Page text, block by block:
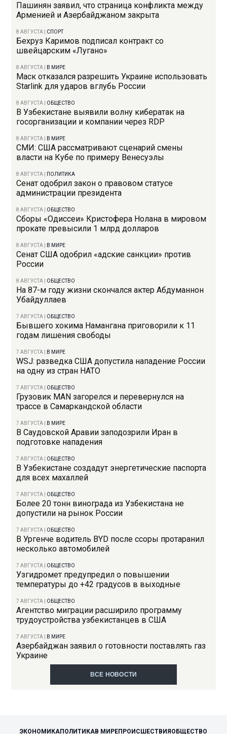
Пашинян заявил, что страница конфликта между
Арменией и Азербайджаном закрыта
8 АВГУСТА СПОРТ
Бехруз Каримов подписал контракт со
швейцарским «Лугано»
8 АВГУСТА В МИРЕ
Маск отказался разрешить Украине использовать
Starlink для ударов вглубь России
8 АВГУСТА ОБЩЕСТВО
В Узбекистане выявили волну кибератак на
госорганизации и компании через RDP
8 АВГУСТА В МИРЕ
СМИ: США рассматривают сценарий смены
власти на Кубе по примеру Венесуэлы
8 АВГУСТА ПОЛИТИКА
Сенат одобрил закон о правовом статусе
администрации президента
8 АВГУСТА ОБЩЕСТВО
Сборы «Одиссеи» Кристофера Нолана в мировом
прокате превысили 1 млрд долларов
8 АВГУСТА В МИРЕ
Сенат США одобрил «адские санкции» против
России
8 АВГУСТА ОБЩЕСТВО
На 87-м году жизни скончался актер Абдуманнон
Убайдуллаев
7 АВГУСТА ОБЩЕСТВО
Бывшего хокима Намангана приговорили к 11
годам лишения свободы
7 АВГУСТА В МИРЕ
WSJ: разведка США допустила нападение России
на одну из стран НАТО
7 АВГУСТА ОБЩЕСТВО
Грузовик MAN загорелся и перевернулся на
трассе в Самаркандской области
7 АВГУСТА В МИРЕ
В Саудовской Аравии заподозрили Иран в
подготовке нападения
7 АВГУСТА ОБЩЕСТВО
В Узбекистане создадут энергетические паспорта
для всех махаллей
7 АВГУСТА ОБЩЕСТВО
Более 20 тонн винограда из Узбекистана не
допустили на рынок России
7 АВГУСТА ОБЩЕСТВО
В Ургенче водитель BYD после ссоры протаранил
несколько автомобилей
7 АВГУСТА ОБЩЕСТВО
Узгидромет предупредил о повышении
температуры до +42 градусов в выходные
7 АВГУСТА ОБЩЕСТВО
Агентство миграции расширило программу
трудоустройства узбекистанцев в США
7 АВГУСТА В МИРЕ
Азербайджан заявил о готовности поставлять газ
Украине
ВСЕ НОВОСТИ
ЭКОНОМИКАПОЛИТИКАВ МИРЕПРОИСШЕСТВИЯ ОБЩЕСТВО